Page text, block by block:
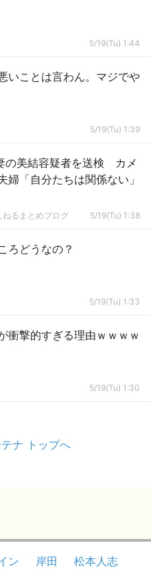
5/19(Tu) 1:44
いことは言わん。マジでや
5/19(Tu) 1:39
の美結容疑者を送検 カメ
「自分たちは関係ない」
るまとめブログ 5/19(Tu) 1:38
ろどうなの？
5/19(Tu) 1:33
衝撃的すぎる理由ｗｗｗｗ
5/19(Tu) 1:30
ナ トップへ
ン 岸田
松本人志